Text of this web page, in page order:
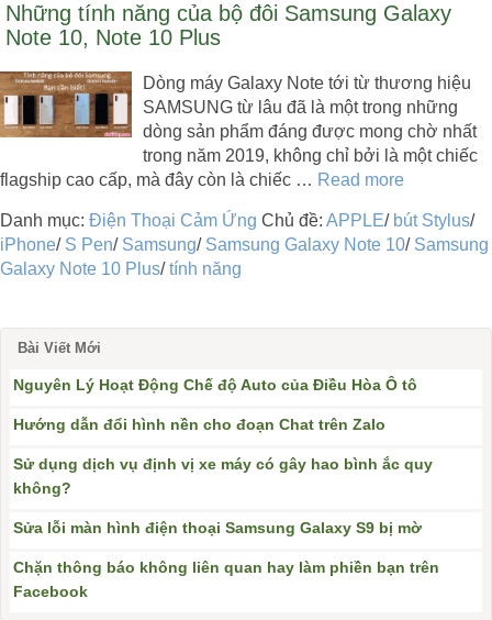
Những tính năng của bộ đôi Samsung Galaxy
Note 10, Note 10 Plus
Dòng máy Galaxy Note tới từ thương hiệu
SAMSUNG từ lâu đã là một trong những
dòng sản phẩm đáng được mong chờ nhất
trong năm 2019, không chỉ bởi là một chiếc
flagship cao cấp, mà đây còn là chiếc … Read more
Danh mục: Điện Thoại Cảm Ứng Chủ đề: APPLE/ bút Stylus/
iPhone/ S Pen/ Samsung/ Samsung Galaxy Note 10/ Samsung
Galaxy Note 10 Plus/tính năng
Bài Viết Mới
Nguyên Lý Hoạt Động Chế độ Auto của Điều Hòa Ô tô
Hướng dẫn đổi hình nền cho đoạn Chat trên Zalo
Sử dụng dịch vụ định vị xe máy có gây hao bình ắc quy
không?
Sửa lỗi màn hình điện thoại Samsung Galaxy S9 bị mờ
Chặn thông báo không liên quan hay làm phiền bạn trên
Facebook